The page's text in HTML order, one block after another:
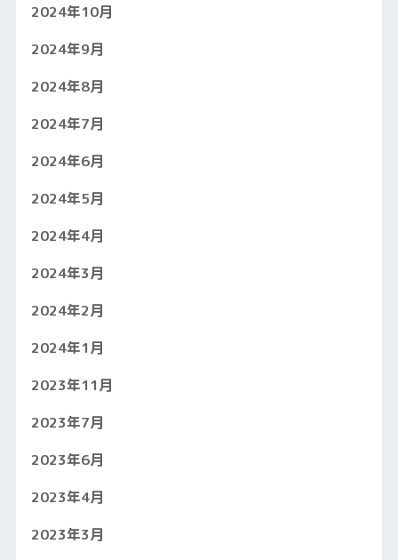
2024年10月
2024年9月
2024年8月
2024年7月
2024年6月
2024年5月
2024年4月
2024年3月
2024年2月
2024年1月
2023年11月
2023年7月
2023年6月
2023年4月
2023年3月